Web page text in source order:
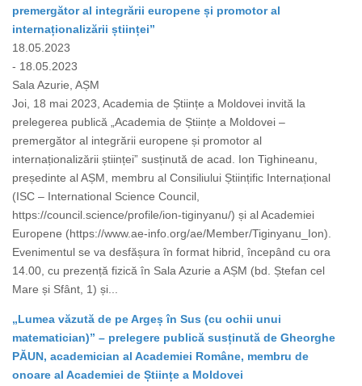
premergător al integrării europene și promotor al
internaționalizării științei”
18.05.2023
- 18.05.2023
Sala Azurie, AȘM
Joi, 18 mai 2023, Academia de Științe a Moldovei invită la
prelegerea publică „Academia de Științe a Moldovei –
premergător al integrării europene și promotor al
internaționalizării științei” susținută de acad. Ion Tighineanu,
președinte al AȘM, membru al Consiliului Științific Internațional
(ISC – International Science Council,
https://council.science/profile/ion-tiginyanu/) și al Academiei
Europene (https://www.ae-info.org/ae/Member/Tiginyanu_Ion).
Evenimentul se va desfășura în format hibrid, începând cu ora
14.00, cu prezență fizică în Sala Azurie a AȘM (bd. Ștefan cel
Mare și Sfânt, 1) și...
„Lumea văzută de pe Argeș în Sus (cu ochii unui
matematician)” – prelegere publică susținută de Gheorghe
PĂUN, academician al Academiei Române, membru de
onoare al Academiei de Științe a Moldovei